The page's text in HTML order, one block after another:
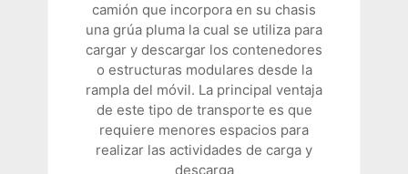
camión que incorpora en su chasis
una grúa pluma la cual se utiliza para
cargar y descargar los contenedores
o estructuras modulares desde la
rampla del móvil. La principal ventaja
de este tipo de transporte es que
requiere menores espacios para
realizar las actividades de carga y
descarga